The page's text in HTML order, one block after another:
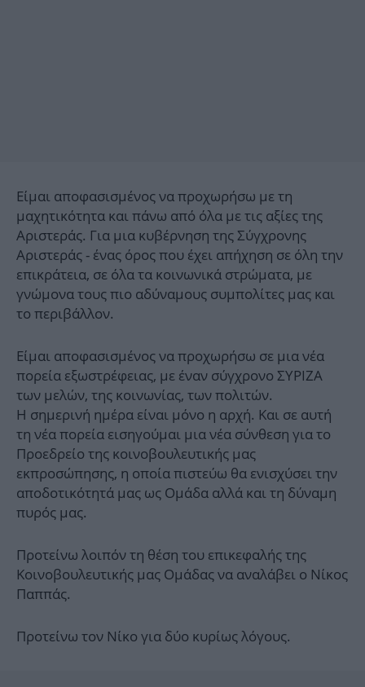
Είμαι αποφασισμένος να προχωρήσω με τη
μαχητικότητα και πάνω από όλα με τις αξίες της
Αριστεράς. Για μια κυβέρνηση της Σύγχρονης
Αριστεράς - ένας όρος που έχει απήχηση σε όλη την
επικράτεια, σε όλα τα κοινωνικά στρώματα, με
γνώμονα τους πιο αδύναμους συμπολίτες μας και
το περιβάλλον.
Είμαι αποφασισμένος να προχωρήσω σε μια νέα
πορεία εξωστρέφειας, με έναν σύγχρονο ΣΥΡΙΖΑ
των μελών, της κοινωνίας, των πολιτών.
Η σημερινή ημέρα είναι μόνο η αρχή. Και σε αυτή
τη νέα πορεία εισηγούμαι μια νέα σύνθεση για το
Προεδρείο της κοινοβουλευτικής μας
εκπροσώπησης, η οποία πιστεύω θα ενισχύσει την
αποδοτικότητά μας ως Ομάδα αλλά και τη δύναμη
πυρός μας.
Προτείνω λοιπόν τη θέση του επικεφαλής της
Κοινοβουλευτικής μας Ομάδας να αναλάβει ο Νίκος
Παππάς.
Προτείνω τον Νίκο για δύο κυρίως λόγους.